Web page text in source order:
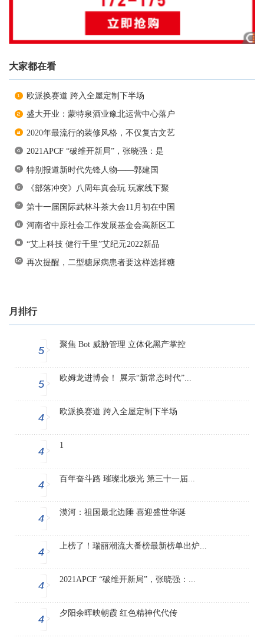
大家都在看
欧派换赛道 跨入全屋定制下半场
盛大开业：蒙特泉酒业豫北运营中心落户
2020年最流行的装修风格，不仅复古文艺
2021APCF “破维开新局”，张晓强：是
特别报道新时代先锋人物——郭建国
《部落冲突》八周年真会玩 玩家线下聚
第十一届国际武林斗茶大会11月初在中国
河南省中原社会工作发展基金会高新区工
“艾上科技 健行千里”艾纪元2022新品
再次提醒，二型糖尿病患者要这样选择糖
月排行
5
聚焦 Bot 威胁管理 立体化黑产掌控
5
欧姆龙进博会！ 展示“新常态时代”...
4
欧派换赛道 跨入全屋定制下半场
4
1
4
百年奋斗路 璀璨北极光 第三十一届...
4
漠河：祖国最北边陲 喜迎盛世华诞
4
上榜了！瑞丽潮流大番榜最新榜单出炉...
4
2021APCF “破维开新局”，张晓强：...
4
夕阳余晖映朝霞 红色精神代代传